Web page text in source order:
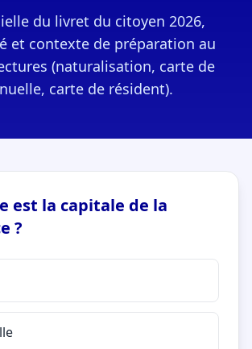
du livret du citoyen 2026,
et contexte de préparation au
(naturalisation, carte de
carte de résident).
est la capitale de la
?